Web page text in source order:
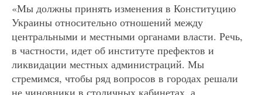
«Мы должны принять изменения в Конституцию
Украины относительно отношений между
центральными и местными органами власти. Речь,
в частности, идет об институте префектов и
ликвидации местных администраций. Мы
стремимся, чтобы ряд вопросов в городах решали
не чиновники в столичных кабинетах, а